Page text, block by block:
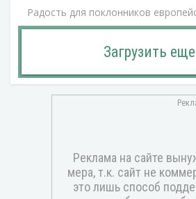
Радость для поклонников
Загрузить